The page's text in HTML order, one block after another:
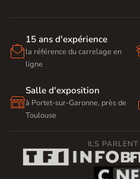

15 ans d'expérience
la référence du carrelage en
ligne

Salle d'exposition
à Portet-sur-Garonne, près de
Toulouse
ILS